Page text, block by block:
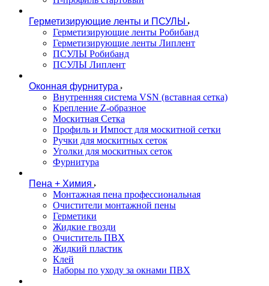
Герметизирующие ленты и ПСУЛЫ
Герметизирующие ленты Робибанд
Герметизирующие ленты Липлент
ПСУЛЫ Робибанд
ПСУЛЫ Липлент
Оконная фурнитура
Внутренняя система VSN (вставная сетка)
Крепление Z-образное
Москитная Сетка
Профиль и Импост для москитной сетки
Ручки для москитных сеток
Уголки для москитных сеток
Фурнитура
Пена + Химия
Монтажная пена профессиональная
Очистители монтажной пены
Герметики
Жидкие гвозди
Очиститель ПВХ
Жидкий пластик
Клей
Наборы по уходу за окнами ПВХ